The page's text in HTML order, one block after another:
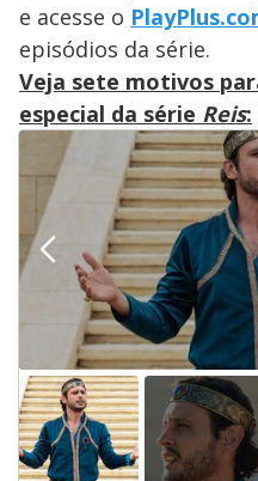
e acesse o
episódios da série.
Veja sete motivos
especial da série Reis: